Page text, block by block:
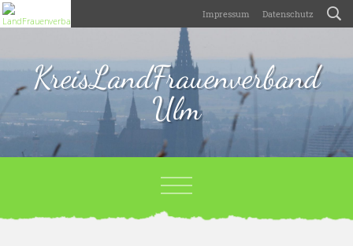
Impressum Datenschutz
KreisLandFrauenverband
Ulm